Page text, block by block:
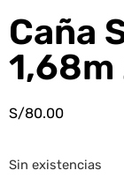
Caña
S/80.00
Sin existencias